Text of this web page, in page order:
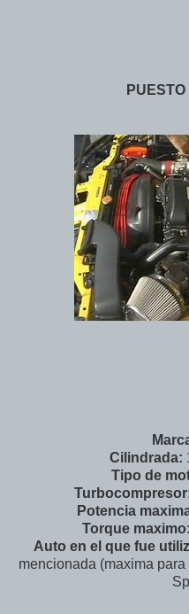
Cilindrada:
Tipo de
Potencia
Torque maximo:
Auto en el que fue
mencionada (maxima